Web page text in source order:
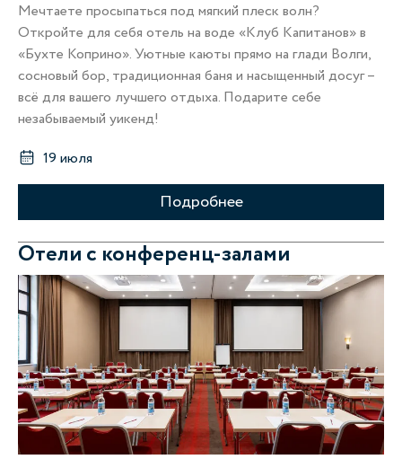
Мечтаете просыпаться под мягкий плеск волн?
Откройте для себя отель на воде «Клуб Капитанов» в
«Бухте Коприно». Уютные каюты прямо на глади Волги,
сосновый бор, традиционная баня и насыщенный досуг –
всё для вашего лучшего отдыха. Подарите себе
незабываемый уикенд!
19 июля
Подробнее
Отели с конференц-залами